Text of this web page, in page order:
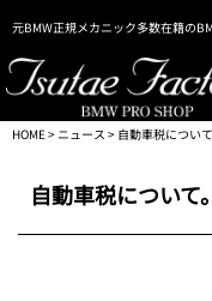
元BMW正規メカニック多数在籍の
HOME> ニュース > 自動車税について
自動車税について。